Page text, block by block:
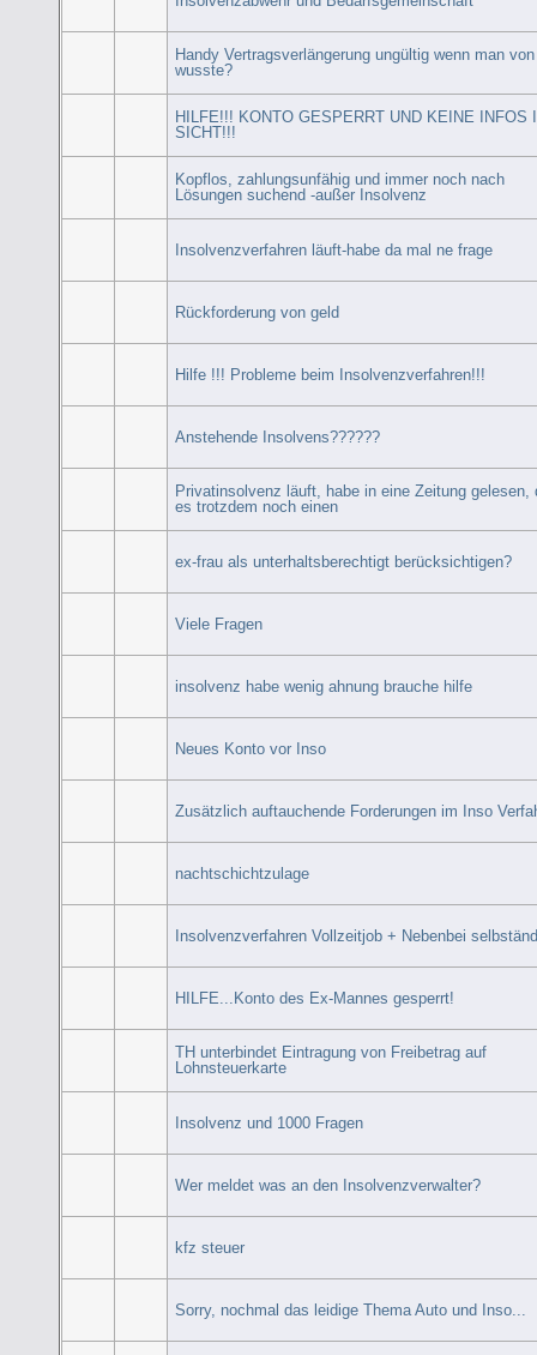
Handy Vertragsverlängerung ungültig wenn man
wusste?
HILFE!!! KONTO GESPERRT UND KEINE INFOS
SICHT!!!
Kopflos, zahlungsunfähig und immer noch nach
Lösungen suchend -außer Insolvenz
Insolvenzverfahren läuft-habe da mal ne frage
Rückforderung von geld
Hilfe !!! Probleme beim Insolvenzverfahren!!!
Anstehende Insolvens??????
Privatinsolvenz läuft, habe in eine Zeitung gelesen,
es trotzdem noch einen
ex-frau als unterhaltsberechtigt berücksichtigen?
Viele Fragen
insolvenz habe wenig ahnung brauche hilfe
Neues Konto vor Inso
Zusätzlich auftauchende Forderungen im Inso
nachtschichtzulage
Insolvenzverfahren Vollzeitjob + Nebenbei
HILFE...Konto des Ex-Mannes gesperrt!
TH unterbindet Eintragung von Freibetrag auf
Lohnsteuerkarte
Insolvenz und 1000 Fragen
Wer meldet was an den Insolvenzverwalter?
kfz steuer
Sorry, nochmal das leidige Thema Auto und Inso...